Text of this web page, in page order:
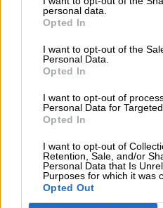
personal data.
Opted In
I want to opt-out of the
Personal Data.
Opted In
I want to opt-out of
Personal Data for
Opted In
I want to opt-out of
Retention, Sale, and/or
Personal Data that Is
Purposes for which it was
Opted Out
μπαταρίες – Μεγάλη απώλεια
08/08/2026 , 10:38
Κρούσμα λοίμωξης από τον
Νείλου στους Γόννους – Θα
08/08/2026 , 10:18
Αυγερινός επανέρχεται κατά